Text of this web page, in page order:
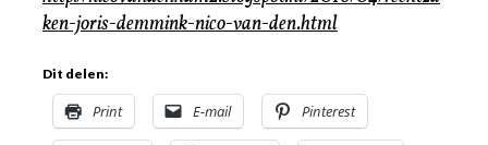
ken-joris-demmink-nico-van-den.html
Dit delen:
Print E-mail Pinterest